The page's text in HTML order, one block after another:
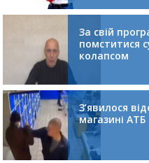
За свій
помститися
колапсом
З’явилося
магазині АТБ